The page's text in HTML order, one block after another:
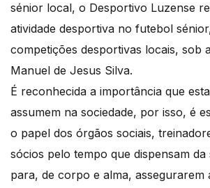
sénior local, o Desportivo Luzense
atividade desportiva no futebol
competições desportivas locais, sob
Manuel de Jesus Silva.
É reconhecida a importância que
assumem na sociedade, por isso, é
o papel dos órgãos sociais,
sócios pelo tempo que dispensam da
para, de corpo e alma, assegurarem